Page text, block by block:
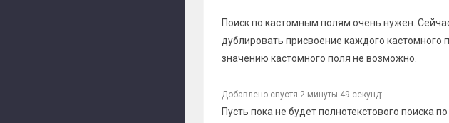
Поиск по кастомным полям очень нужен.
дублировать присвоение каждого кастомного
значению кастомного поля не возможно.
Добавлено спустя 2 минуты 49 секунд:
Пусть пока не будет полнотекстового поиска